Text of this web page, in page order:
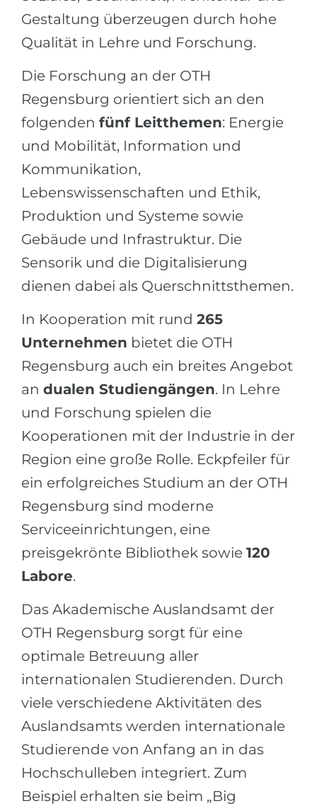
Gestaltung überzeugen durch hohe
Qualität in Lehre und Forschung.
Die Forschung an der OTH
Regensburg orientiert sich an den
folgenden fünf Leitthemen: Energie
und Mobilität, Information und
Kommunikation,
Lebenswissenschaften und Ethik,
Produktion und Systeme sowie
Gebäude und Infrastruktur. Die
Sensorik und die Digitalisierung
dienen dabei als Querschnittsthemen.
In Kooperation mit rund 265
Unternehmen bietet die OTH
Regensburg auch ein breites Angebot
an dualen Studiengängen. In Lehre
und Forschung spielen die
Kooperationen mit der Industrie in der
Region eine große Rolle. Eckpfeiler für
ein erfolgreiches Studium an der OTH
Regensburg sind moderne
Serviceeinrichtungen, eine
preisgekrönte Bibliothek sowie 120
Labore.
Das Akademische Auslandsamt der
OTH Regensburg sorgt für eine
optimale Betreuung aller
internationalen Studierenden. Durch
viele verschiedene Aktivitäten des
Auslandsamts werden internationale
Studierende von Anfang an in das
Hochschulleben integriert. Zum
Beispiel erhalten sie beim „Big